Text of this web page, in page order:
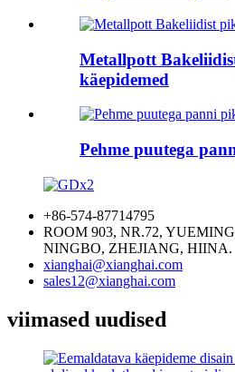
Metallpott
käepidemed
Pehme puutega
+86-574-87714795
ROOM 903, NR.72,
NINGBO, ZHEJIANG, HIINA.
xianghai@xianghai.com
sales12@xianghai.com
viimased uudised